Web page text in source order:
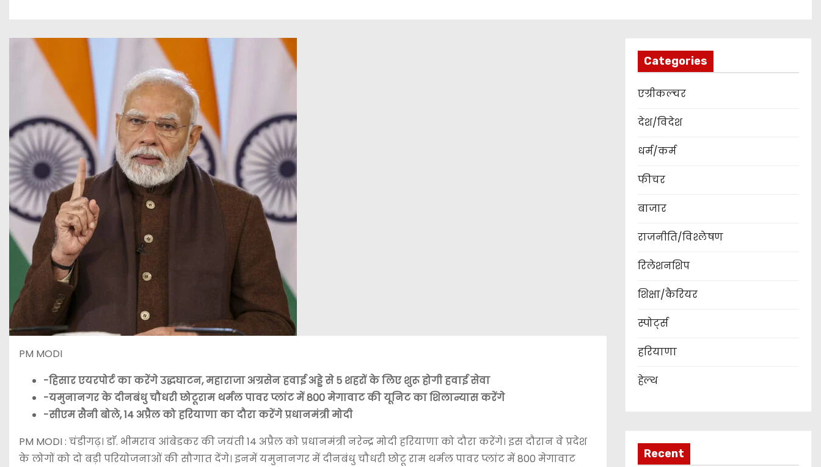
PM MODI
-हिसार एयरपोर्ट का करेंगे उद्धघाटन, महाराजा अग्रसेन हवाई अड्डे से 5 शहरों के लिए शुरू होगी हवाई सेवा
-यमुनानगर के दीनबंधु चौधरी छोटूराम थर्मल पावर प्लांट में 800 मेगावाट की यूनिट का शिलान्यास करेंगे
-सीएम सैनी बोले, 14 अप्रैल को हरियाणा का दौरा करेंगे प्रधानमंत्री मोदी
PM MODI : चंडीगढ़। डाॅ. भीमराव आंबेडकर की जयंती 14 अप्रैल को प्रधानमंत्री नरेन्द्र मोदी हरियाणा को दौरा करेंगे। इस दौरान वे प्रदेश
के लोगों को दो बड़ी परियोजनाओं की सौगात देंगे। इनमें यमुनानगर में दीनबंधु चौधरी छोटू राम थर्मल पावर प्लांट में 800 मेगावाट
Categories
एग्रीकल्चर
देश/विदेश
धर्म/कर्म
फीचर
बाजार
राजनीति/विश्लेषण
रिलेशनशिप
शिक्षा/कैरियर
स्पोर्ट्स
हरियाणा
हेल्थ
Recent